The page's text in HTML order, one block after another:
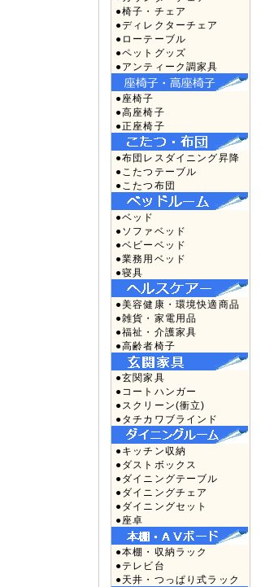
●椅子・チェア
●ディレクターチェア
●ローテーブル
●ペットグッズ
●アンティーク調家具
●座椅子
●高座椅子
●正座椅子
●布団レスダイニング昇降
●こたつテーブル
●こたつ布団
●ベッド
●ソファベッド
●ベビーベッド
●業務用ベッド
●寝具
●美容健康・環境快適商品
●雑貨・家電用品
●福祉・介護家具
●高齢者椅子
●玄関家具
●コートハンガー
●スクリーン(衝立)
●タチカワブラインド
●キッチン収納
●ダストボックス
●ダイニングテーブル
●ダイニングチェア
●ダイニングセット
●座卓
●本棚・収納ラック
●テレビ台
●天井・つっぱり式ラック